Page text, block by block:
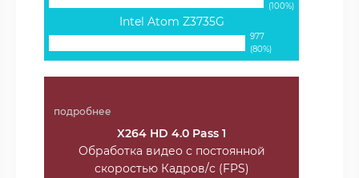
(100%)
Intel Atom Z3735G
977
(80%)
подробнее
X264 HD 4.0 Pass 1
Обработка видео с постоянной
скоростью Кадров/с (FPS)